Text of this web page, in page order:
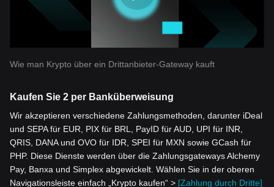
Wie man Krypto über ein Drittanbieter-Gateway kauft
Kaufen Sie 2 per Banküberweisung
Wir akzeptieren verschiedene Zahlungsmethoden, darunter iDeal
und SEPA für EUR, PIX für BRL, PayID für AUD, UPI für INR,
QRIS, DANA und OVO für IDR, SPEI für MXN sowie GCash für
PHP. Diese Dienste werden über die Zahlungsgateways Alchemy
Pay, Banxa und Simplex abgewickelt. Wählen Sie in der oberen
Navigationsleiste einfach „Krypto kaufen“ > [Zahlung durch Dritte]